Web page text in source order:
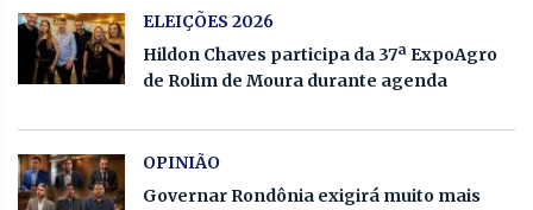
ELEIÇÕES 2026
Hildon Chaves participa da 37ª ExpoAgro
de Rolim de Moura durante agenda
OPINIÃO
Governar Rondônia exigirá muito mais